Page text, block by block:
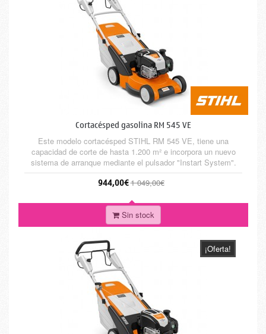
Cortacésped gasolina RM 545 VE
Este modelo cortacésped STIHL RM 545 VE, tiene una
capacidad de corte de hasta 1.200 m² e incorpora un nuevo
sistema de arranque mediante el pulsador "Instart System".
Gracias a la tracción Vario tiene una aceleración óptima.
944,00€1 049,00€
Sin stock
¡Oferta!